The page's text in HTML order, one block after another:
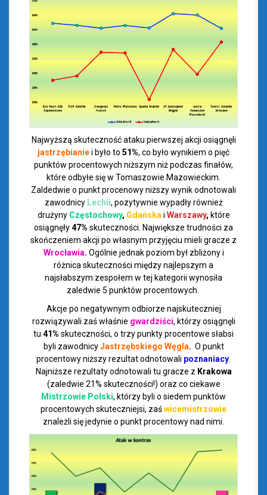
Najwyższą skuteczność ataku pierwszej akcji osiągnęli
jastrzębianiei było to 51%, co było wynikiem o pięć
punktów procentowych niższym niż podczas finałów,
które odbyłe się w Tomaszowie Mazowieckim.
Zaldedwie o punkt procenowy niższy wynik odnotowali
zawodnicy Lechii, pozytywnie wypadły również
drużyny Częstochowy, Gdańska i Warszawy, które
osiągnęły47% skuteczności. Największe trudności za
skończeniem akcji po własnym przyjęciu mieli gracze z
Wrocławia. Ogólnie jednak poziom był zbliżony i
różnica skuteczności między najlepszym a
najsłabszym zespołem w tej kategorii wynosiła
zaledwie 5 punktów procentowych.
Akcje po negatywnym odbiorze najskuteczniej
rozwiązywali zaś właśnie gwardziści, którzy osiągnęli
tu 41% skuteczności, o trzy punkty procentowe słabsi
byli zawodnicyJastrzębskiego Węgla. O punkt
procentowy niższy rezultat odnotowali poznaniacy
Najniższe rezultaty odnotowali tu gracze z Krakowa
(zaledwie 21% skuteczności!) oraz co ciekawe
Mistrzowie Polski, którzy byli o siedem punktów
procentowych skuteczniejsi, zaświcemistrzowie
znależli się jedynie o punkt procentowy nad nimi.